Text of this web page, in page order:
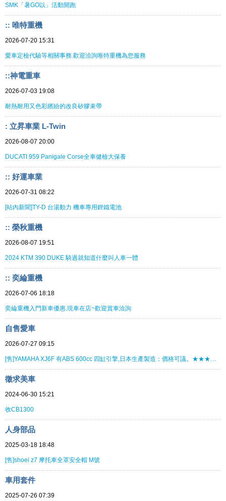
SMK「暑GO以」活動開跑
:: 唯特重機
2026-07-20 15:31
愛車定檢代驗等相關事務.歡迎洽詢唯特重機為您服務
::神電重車
2026-07-03 19:08
耐熱耐用又色彩繽紛的改良矽膠束帶
: 立昇車業 L-Twin
2026-08-07 20:00
DUCATI 959 Panigale Corse全車健檢大保養
:: 好運車業
2026-07-31 08:22
[站內新聞]TY-D 台湯動力 機車專用鋰鐵電池
:: 榮秋重機
2026-08-07 19:51
2024 KTM 390 DUKE 騎過就知道什麼叫人車一體
:: 奕綸重機
2026-07-06 18:18
奕綸重機入門新車優惠.現車在店~歡迎賞車洽詢
自售愛車
2026-07-27 09:15
[售]YAMAHA XJ6F 有ABS 600cc 四缸引擎,日本生產製造；價格可議。★★★★★★★★
徵求美車
2024-06-30 15:21
收CB1300
人身部品
2025-03-18 18:48
[售]shoei z7 摩托車全罩安全帽 M號
車用套件
2025-07-26 07:39